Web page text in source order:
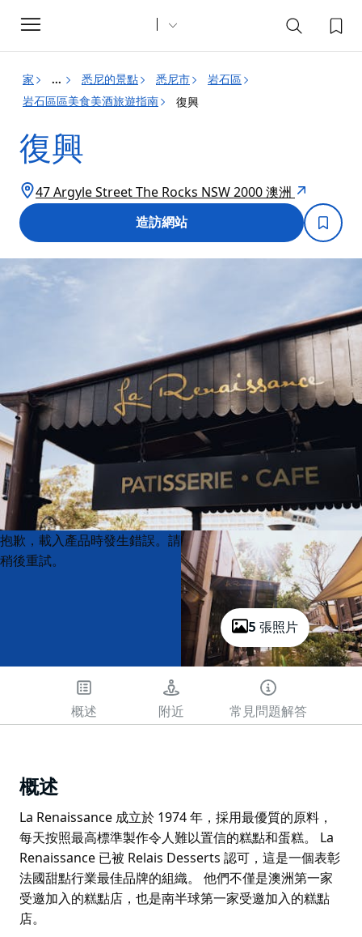
Toggle
navigation
家 ... 悉尼的景點 悉尼市
岩石區
岩石區區美食美酒旅遊指南
復興
復興
47 Argyle Street The Rocks NSW 2000 澳洲
造訪網站
5 張照片
Product
List
Product
List
抱歉，載入產品時發生錯誤。請
稍後重試。
概述 附近 常見問題解答
概述
La Renaissance 成立於 1974 年，採用最優質的原料，
每天按照最高標準製作令人難以置信的糕點和蛋糕。 La
Renaissance 已被 Relais Desserts 認可，這是一個表彰
法國甜點行業最佳品牌的組織。 他們不僅是澳洲第一家
受邀加入的糕點店，也是南半球第一家受邀加入的糕點
店。